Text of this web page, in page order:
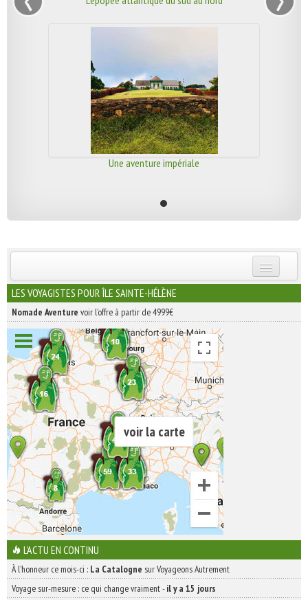
Une aventure impériale
INSCRIVEZ-VOUS | ABONNEZ-VOUS
LES VOYAGISTES POUR ÎLE SAINTE-HÉLÈNE
Nomade Aventure voir l'offre à partir de 4999€
voir la carte
L'ACTU EN CONTINU
À l'honneur ce mois-ci : La Catalogne sur Voyageons Autrement
Voyage sur-mesure : ce qui change vraiment-il y a 15 jours